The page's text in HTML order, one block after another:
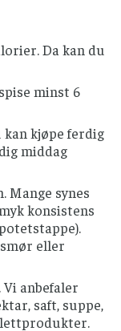
Da kan du
minst 6
kjøpe ferdig
middag
Mange synes
konsistens
eller
anbefaler
saft, suppe,
lettprodukter.